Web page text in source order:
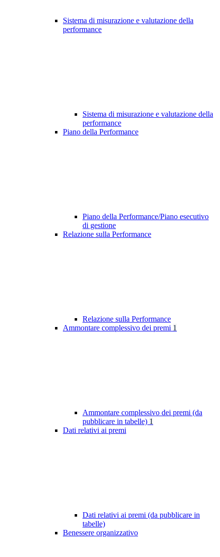
Sistema di misurazione e valutazione della
performance
Sistema di misurazione e valutazione della
performance
Piano della Performance
Piano della Performance/Piano esecutivo
di gestione
Relazione sulla Performance
Relazione sulla Performance
Ammontare complessivo dei premi 1
Ammontare complessivo dei premi (da
pubblicare in tabelle) 1
Dati relativi ai premi
Dati relativi ai premi (da pubblicare in
tabelle)
Benessere organizzativo